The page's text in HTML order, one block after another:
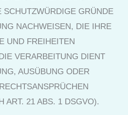
SCHUTZWÜRDIGE GRÜNDE
NACHWEISEN, DIE IHRE
UND FREIHEITEN
VERARBEITUNG DIENT
AUSÜBUNG ODER
ART. 21 ABS. 1 DSGVO).